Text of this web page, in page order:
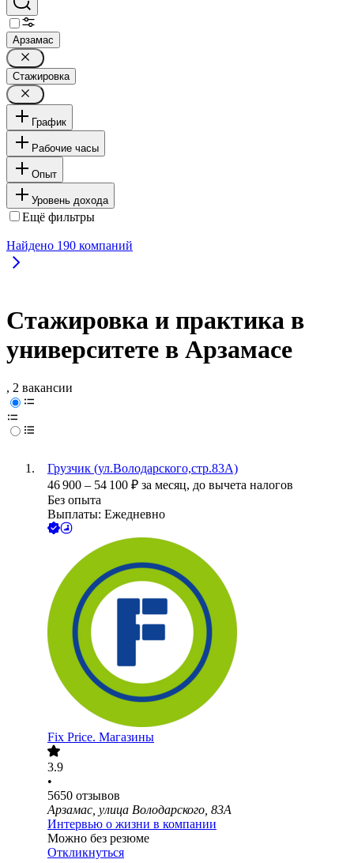
Арзамас
Стажировка
График
Рабочие часы
Опыт
Уровень дохода
Ещё фильтры
Найдено 190 компаний
Стажировка и практика в
университете в Арзамасе
, 2 вакансии
Грузчик (ул.Володарского,стр.83А)
46 900 – 54 100 ₽ за месяц, до вычета налогов
Без опыта
Выплаты: Ежедневно
Fix Price. Магазины
3.9
•
5650 отзывов
Арзамас, улица Володарского, 83А
Интервью о жизни в компании
Можно без резюме
Откликнуться